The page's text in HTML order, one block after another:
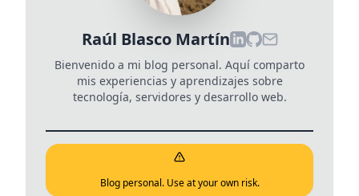
Raúl Blasco Martín
Bienvenido a mi blog personal. Aquí comparto
mis experiencias y aprendizajes sobre
tecnología, servidores y desarrollo web.
Blog personal. Use at your own risk.